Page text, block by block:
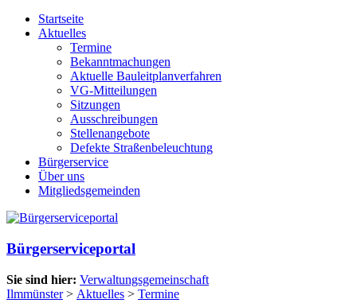
Startseite
Aktuelles
Termine
Bekanntmachungen
Aktuelle Bauleitplanverfahren
VG-Mitteilungen
Sitzungen
Ausschreibungen
Stellenangebote
Defekte Straßenbeleuchtung
Bürgerservice
Über uns
Mitgliedsgemeinden
Bürgerserviceportal
Sie sind hier: Verwaltungsgemeinschaft
Ilmmünster> Aktuelles > Termine